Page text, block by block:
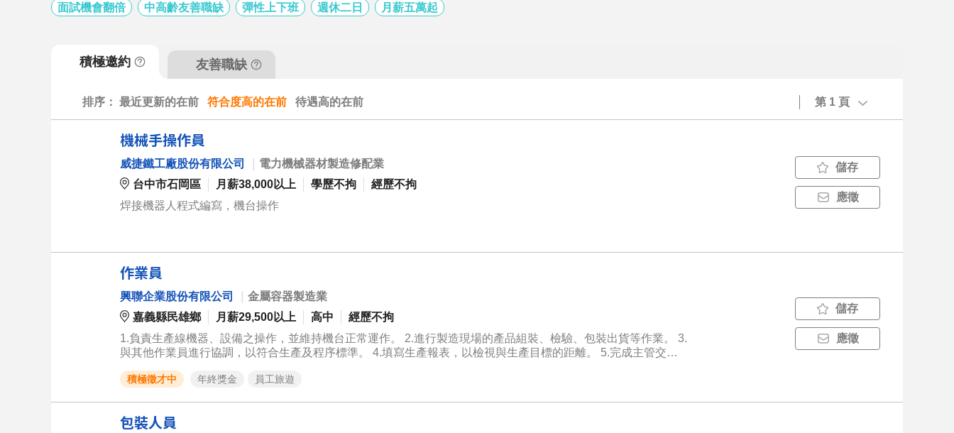
面試機會翻倍 中高齡友善職缺 彈性上下班 週休二日 月薪五萬起
積極邀約 友善職缺
排序： 最近更新的在前 符合度高的在前 待遇高的在前 第 1 頁
機械手操作員
威捷鐵工廠股份有限公司
電力機械器材製造修配業
台中市石岡區
月薪38,000以上 學歷不拘
經歷不拘
焊接機器人程式編寫，機台操作
儲存
應徵
作業員
興聯企業股份有限公司
金屬容器製造業
嘉義縣民雄鄉
月薪29,500以上 高中
經歷不拘
1.負責生產線機器、設備之操作，並維持機台正常運作。 2.進行製造現場的產品組裝、檢驗、包裝出貨等作業。 3.
與其他作業員進行協調，以符合生產及程序標準。 4.填寫生產報表，以檢視與生產目標的距離。 5.完成主管交辦
積極徵才中 年終獎金 員工旅遊
儲存
應徵
包裝人員